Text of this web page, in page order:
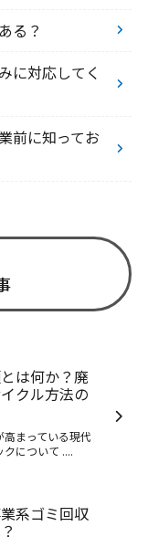
る？
に対応してく
前に知ってお
は何か？廃
クル方法の
まっている現代
について ....
系ゴミ回収